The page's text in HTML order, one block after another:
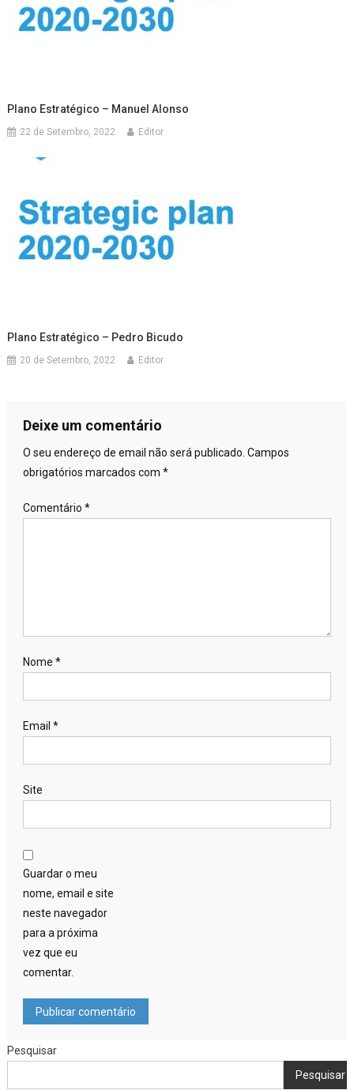
Plano Estratégico – Manuel Alonso
22 de Setembro, 2022 Editor
Plano Estratégico – Pedro Bicudo
20 de Setembro, 2022 Editor
Deixe um comentário
O seu endereço de email não será publicado. Campos
obrigatórios marcados com *
Comentário *
Nome *
Email *
Site
Guardar o meu
nome, email e site
neste navegador
para a próxima
vez que eu
comentar.
Pesquisar
Pesquisar